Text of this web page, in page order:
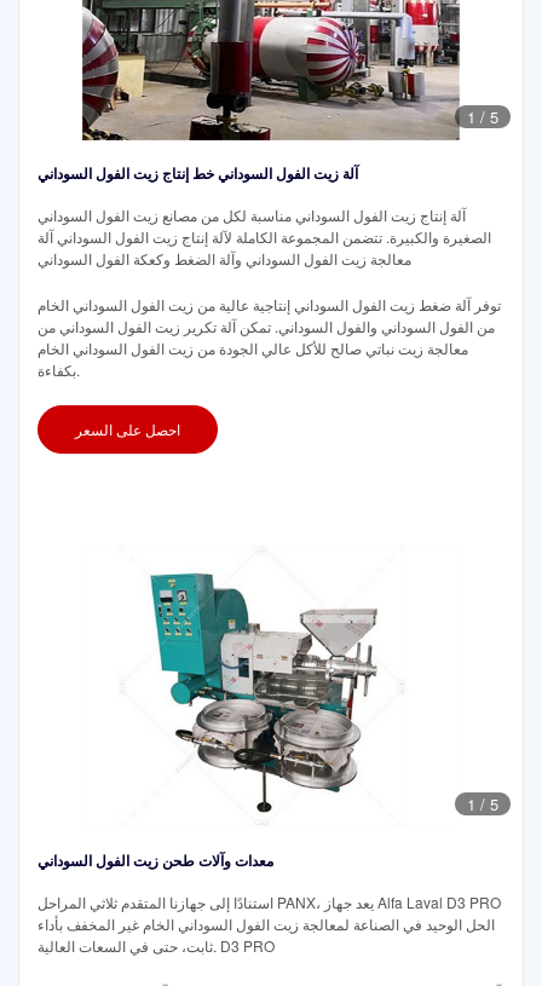
1 / 5
آلة زيت الفول السوداني خط إنتاج زيت الفول السوداني
آلة إنتاج زيت الفول السوداني مناسبة لكل من مصانع زيت الفول السوداني
الصغيرة والكبيرة. تتضمن المجموعة الكاملة لآلة إنتاج زيت الفول السوداني آلة
معالجة زيت الفول السوداني وآلة الضغط وكعكة الفول السوداني
توفر آلة ضغط زيت الفول السوداني إنتاجية عالية من زيت الفول السوداني الخام
من الفول السوداني والفول السوداني. تمكن آلة تكرير زيت الفول السوداني من
معالجة زيت نباتي صالح للأكل عالي الجودة من زيت الفول السوداني الخام
بكفاءة.
احصل على السعر
1 / 5
معدات وآلات طحن زيت الفول السوداني
استنادًا إلى جهازنا المتقدم ثلاثي المراحل PANX، يعد جهاز Alfa Laval D3 PRO
الحل الوحيد في الصناعة لمعالجة زيت الفول السوداني الخام غير المخفف بأداء
ثابت، حتى في السعات العالية. D3 PRO